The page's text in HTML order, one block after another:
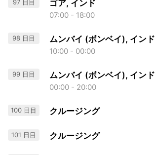
97 日目 ゴア, インド
07:00 - 18:00
98 日目 ムンバイ (ボンベイ), インド
10:00 - 00:00
99 日目 ムンバイ (ボンベイ), インド
00:00 - 20:00
100 日目 クルージング
101 日目 クルージング